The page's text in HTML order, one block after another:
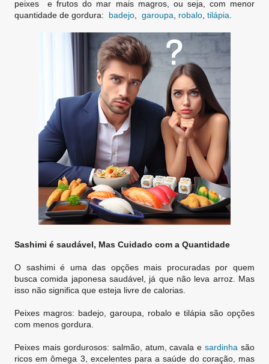
peixes e frutos do mar mais magros, ou seja, com menor
quantidade de gordura: badejo garoupa robalo tilápia
Sashimi é saudável, Mas Cuidado com a Quantidade
O sashimi é uma das opções mais procuradas por quem
busca comida japonesa saudável, já que não leva arroz. Mas
isso não significa que esteja livre de calorias.
Peixes magros: badejo, garoupa, robalo e tilápia são opções
com menos gordura.
Peixes mais gordurosos: salmão, atum, cavala esardinha são
ricos em ômega 3, excelentes para a saúde do coração, mas